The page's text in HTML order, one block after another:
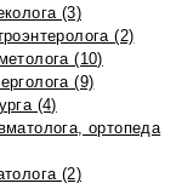
(3)
(2)
(10)
(9)
(4)
ортопеда
(2)